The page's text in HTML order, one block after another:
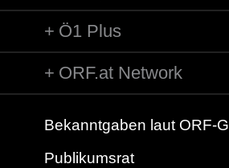
Ö1 Plus
ORF.at Network
Bekanntgaben laut ORF-G
Publikumsrat